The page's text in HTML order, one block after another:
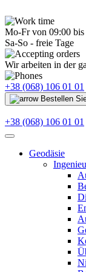
Mo-Fr von 09:00 bis
Sa-So - freie Tage
Wir arbeiten in der
+38 (068) 106 01 01
Bestellen
+38 (068) 106 01 01
Geodäsie